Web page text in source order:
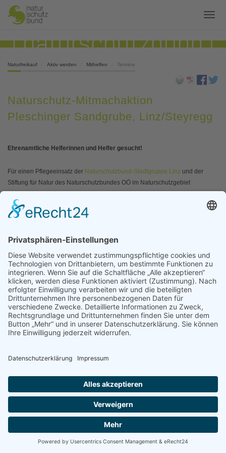
Naturfreikauf Aktiv werden Mithelfen Termine
Naturschutz-Mitmachaktion
Pleschinger Sandgrube, Linz/Steyregg
Ehrenamtliche Helferinnen und Helfer gesucht!
Für einen Pflegeeinsatz der Naturschutzbund-Stadtgruppe Linz und der
Stiftung für Natur des Naturschutzbundes OÖ im Naturschutzgebiet
allem das Zurückdrängen von invasiven Neophyten wie Goldrute,
Tobinambur und Götterbaum stehen am Programm.
Treffpunkt:Naturschutzgebiet "Pleschinger Sandgrube", Linz/Steyregg
Bitte Garten- oder Arbeitshandschuhe und - wenn vorhanden -Spaten,
Astscheren, Ampferstecher und Laubsäcke mitbringen!
Weitere Informationen:
Reinhard Zeiner, | naturschutzbund |-Stadtgruppe Linz
Email:stadtgruppe.linz@naturschutzbund.at
Tel.: 0664/5775278
Datum:30.06.2023